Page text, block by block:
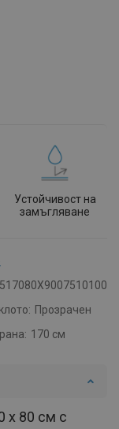
Устойчивост на
замъгляване
Прозрачен
170 см
x 80 см с